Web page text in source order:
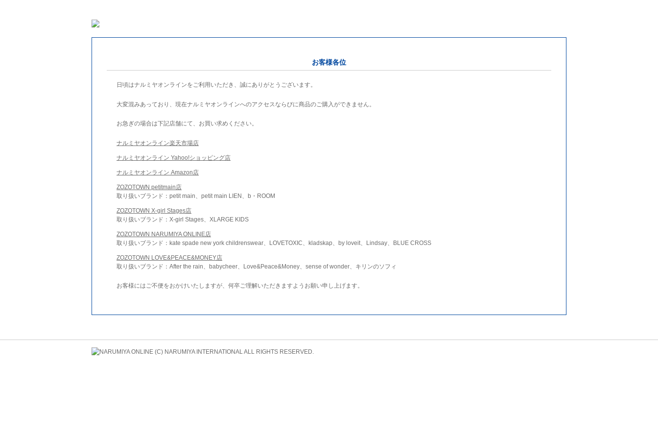
お客様各位
日頃はナルミヤオンラインをご利用いただき、誠にありがとうございます。
大変混みあっており、現在ナルミヤオンラインへのアクセスならびに商品のご購入ができません。
お急ぎの場合は下記店舗にて、お買い求めください。
ナルミヤオンライン楽天市場店
ナルミヤオンライン Yahoo!ショッピング店
ナルミヤオンライン Amazon店
ZOZOTOWN petitmain店
取り扱いブランド：petit main、petit main LIEN、b・ROOM
ZOZOTOWN X-girl Stages店
取り扱いブランド：X-girl Stages、XLARGE KIDS
ZOZOTOWN NARUMIYA ONLINE店
取り扱いブランド：kate spade new york childrenswear、LOVETOXIC、kladskap、by loveit、Lindsay、BLUE CROSS
ZOZOTOWN LOVE&PEACE&MONEY店
取り扱いブランド：After the rain、babycheer、Love&Peace&Money、sense of wonder、キリンのソフィ
お客様にはご不便をおかけいたしますが、何卒ご理解いただきますようお願い申し上げます。